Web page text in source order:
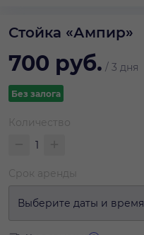
Стойка «Ампир»
700 руб. / 3 дня
Без залога
Количество
Срок аренды
Выберите даты и время